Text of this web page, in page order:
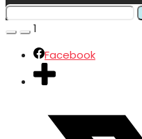
1
Facebook